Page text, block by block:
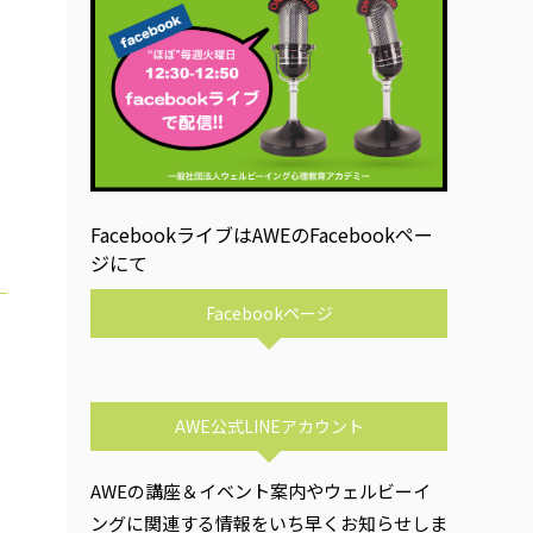
FacebookライブはAWEのFacebookペー
ジにて
Facebookページ
AWE公式LINEアカウント
AWEの講座＆イベント案内やウェルビーイ
ングに関連する情報をいち早くお知らせしま